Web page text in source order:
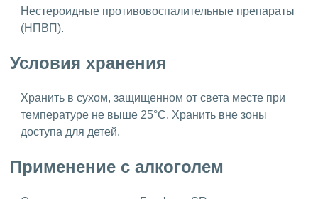
Нестероидные противовоспалительные препараты
(НПВП).
Условия хранения
Хранить в сухом, защищенном от света месте при
температуре не выше 25°C. Хранить вне зоны
доступа для детей.
Применение с алкоголем